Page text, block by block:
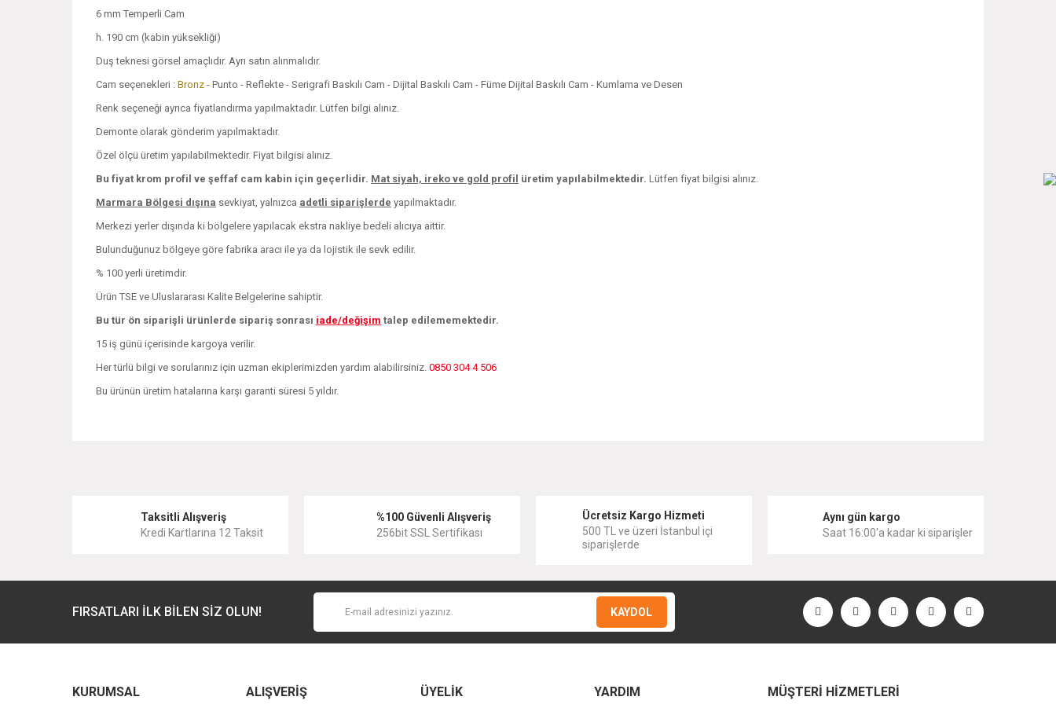
6 mm Temperli Cam
h. 190 cm (kabin yüksekliği)
Duş teknesi görsel amaçlıdır. Ayrı satın alınmalıdır.
Cam seçenekleri : Bronz - Punto - Reflekte - Serigrafi Baskılı Cam - Dijital Baskılı Cam - Füme Dijital Baskılı Cam - Kumlama ve Desen
Renk seçeneği ayrıca fiyatlandırma yapılmaktadır. Lütfen bilgi alınız.
Demonte olarak gönderim yapılmaktadır.
Özel ölçü üretim yapılabilmektedir. Fiyat bilgisi alınız.
Bu fiyat krom profil ve şeffaf cam kabin için geçerlidir. Mat siyah, ireko ve gold profil üretim yapılabilmektedir. Lütfen fiyat bilgisi alınız.
Marmara Bölgesi dışına sevkiyat, yalnızca adetli siparişlerde yapılmaktadır.
Merkezi yerler dışında ki bölgelere yapılacak ekstra nakliye bedeli alıcıya aittir.
Bulunduğunuz bölgeye göre fabrika aracı ile ya da lojistik ile sevk edilir.
% 100 yerli üretimdir.
Ürün TSE ve Uluslararası Kalite Belgelerine sahiptir.
Bu tür ön siparişli ürünlerde sipariş sonrası iade/değişim talep edilememektedir.
15 iş günü içerisinde kargoya verilir.
Her türlü bilgi ve sorularınız için uzman ekiplerimizden yardım alabilirsiniz. 0850 304 4 506
Bu ürünün üretim hatalarına karşı garanti süresi 5 yıldır.
Ürün resmi kalitesiz, bozuk veya görüntülenemiyor.
Ürün fiyatı diğer sitelerden daha pahalı.
Taksitli Alışveriş
Kredi Kartlarına 12 Taksit
%100 Güvenli Alışveriş
256bit SSL Sertifikası
Ücretsiz Kargo Hizmeti
500 TL ve üzeri İstanbul içi
siparişlerde
Aynı gün kargo
Saat 16:00'a kadar ki siparişler
FIRSATLARI İLK BİLEN SİZ OLUN! KAYDOL
KURUMSAL ALIŞVERİŞ ÜYELİK YARDIM MÜŞTERİ HİZMETLERİ